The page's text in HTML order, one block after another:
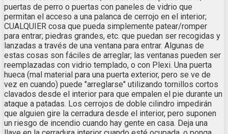
puertas de perro o puertas con paneles de vidrio que
permitan el acceso a una palanca de cerrojo en el interior;
CUALQUIER cosa que pueda simplemente patear/romper
para entrar; piedras grandes, etc. que puedan ser recogidas y
lanzadas a través de una ventana para entrar. Algunas de
estas cosas son fáciles de arreglar; las ventanas pueden ser
reemplazadas con vidrio templado, o con Plexi. Una puerta
hueca (mal material para una puerta exterior, pero se ve de
vez en cuando) puede "arreglarse" utilizando tornillos cortos
clavados desde el interior para que empalen el pie durante un
ataque a patadas. Los cerrojos de doble cilindro impedirán
que alguien gire la cerradura desde el interior, pero suponen
un riesgo de incendio cuando hay gente en casa. Deja una